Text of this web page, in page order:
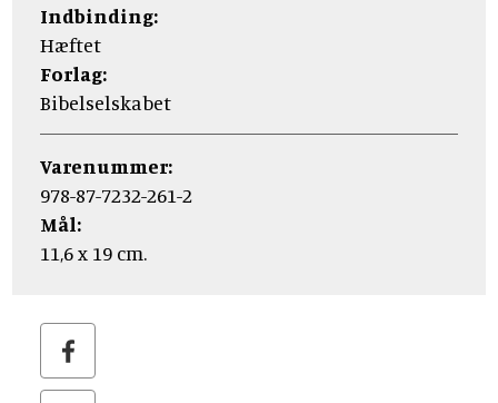
Indbinding:
Hæftet
Forlag:
Bibelselskabet
Varenummer:
978-87-7232-261-2
Mål:
11,6 x 19 cm.